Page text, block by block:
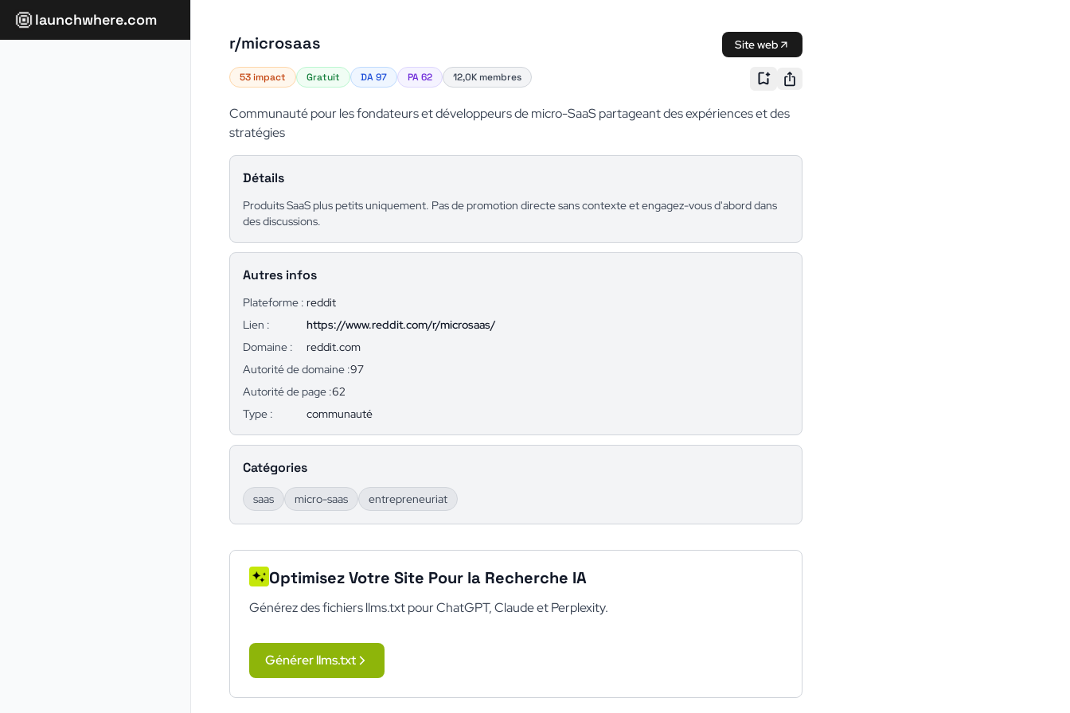
launchwhere.com
r/microsaas Site web
53 impact Gratuit DA 97 PA 62 12,0K membres
Communauté pour les fondateurs et développeurs de micro-SaaS partageant des expériences et des
stratégies
Détails
Produits SaaS plus petits uniquement. Pas de promotion directe sans contexte et engagez-vous d'abord dans
des discussions.
Autres infos
Plateforme : reddit
Lien :
https://www.reddit.com/r/microsaas/
Domaine :
reddit.com
Autorité de domaine :97
Autorité de page :62
Type :
communauté
Catégories
saas micro-saas entrepreneuriat
Optimisez Votre Site Pour la Recherche IA
Générez des fichiers llms.txt pour ChatGPT, Claude et Perplexity.
Générer llms.txt